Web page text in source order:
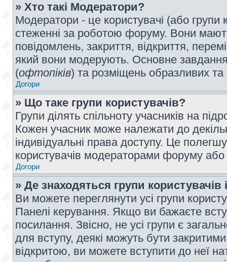
» Хто такі Модератори?
Модератори - це користувачі (або
стеженні за роботою форуму. Вони
повідомлень, закриття, відкриття,
який вони модерують. Основне
(офтопіків) та розміщень образливих
Догори
» Що таке групи користувачів?
Групи ділять спільноту учасників на
Кожен учасник може належати до
індивідуальні права доступу. Це
користувачів модераторами форуму
Догори
» Де знаходяться групи користувачів
Ви можете переглянути усі групи
Панелі керування. Якщо ви бажаєте
посилання. Звісно, не усі групи є
для вступу, деякі можуть бути
відкритою, ви можете вступити до неї